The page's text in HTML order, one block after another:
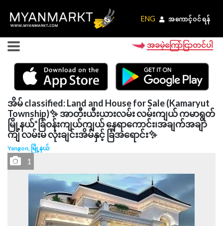
ENG အကောင့်ဝင်ရန်
ENG အကောင့်ဝင်ရန်
အခမဲ့ကြော်ငြာတင်ပါ
အိမ် classified: Land and House for Sale (Kamaryut
Township)✨ အာတီးယီးယားလမ်း လမ်းကျယ် ကမာရွတ်
မြို့နယ်*ခြံဝန်းကျယ်ကျယ် နေရာကောင်း၊အချက်အချာ
ကျ လမ်းမ လုံးချင်းအိမ်နှင့် ခြံအရောင်း✨
Yangon, မြို့နယ်
1